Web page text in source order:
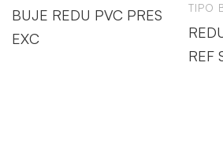
BUJE REDU PVC PRES
EXC
TIPO
REF